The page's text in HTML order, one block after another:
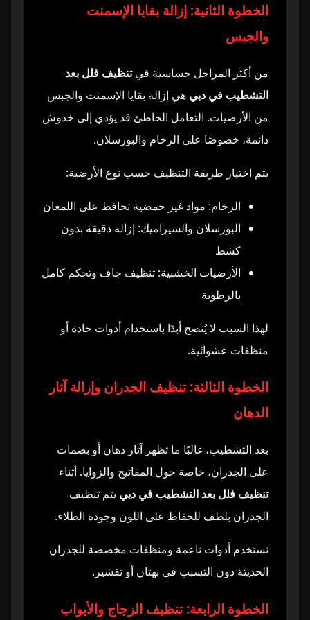
الخطوة الثانية: إزالة بقايا الإسمنت
والجبس
من أكثر المراحل حساسية فيتنظيف فلل بعد
التشطيب في دبي هي إزالة بقايا الإسمنت والجبس
من الأرضيات. التعامل الخاطئ قد يؤدي إلى خدوش
دائمة، خصوصًا على الرخام والبورسلان.
يتم اختيار طريقة التنظيف حسب نوع الأرضية:
الرخام: مواد غير حمضية تحافظ على اللمعان
البورسلان والسيراميك: إزالة دقيقة بدون
كشط
الأرضيات الخشبية: تنظيف جاف وتحكم كامل
بالرطوبة
لهذا السبب لا يُنصح أبدًا باستخدام أدوات حادة أو
منظفات عشوائية.
الخطوة الثالثة: تنظيف الجدران وإزالة آثار
الدهان
بعد التشطيب، غالبًا ما تظهر آثار دهان أو بصمات
على الجدران، خاصة حول المفاتيح والزوايا. أثناء
تنظيف فلل بعد التشطيب في دبي يتم تنظيف
الجدران بلطف للحفاظ على اللون وجودة الطلاء.
نستخدم أدوات ناعمة ومنظفات مخصصة للجدران
الحديثة دون التسبب في بهتان أو تقشير.
الخطوة الرابعة: تنظيف الزجاج والأبواب